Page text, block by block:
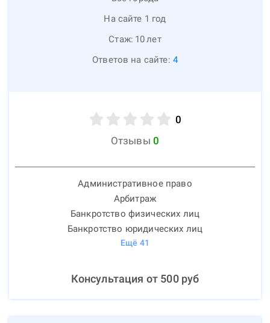
На сайте 1 год
Стаж: 10лет
Ответов на сайте: 4
0
Отзывы 0
Административное право
Арбитраж
Банкротство физических лиц
Банкротство юридических лиц
Ещё 41
Консультация от 500руб